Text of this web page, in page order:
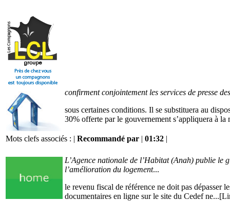
confirment conjointement les services de presse
sous certaines conditions. Il se substituera au
30% offerte par le gouvernement s’appliquera à
Mots clefs associés : | Recommandé par | 01:32 |
L’Agence nationale de l’Habitat (Anah) publie le
l’amélioration du logement...
le revenu fiscal de référence ne doit pas dépasser
documentaires en ligne sur le site du Cedef